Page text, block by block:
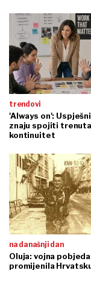
trendovi
'Always on':
znaju spojiti
kontinuitet
na današnji dan
Oluja: vojna
promijenila